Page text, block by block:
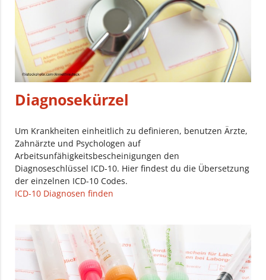
Diagnosekürzel
Um Krankheiten einheitlich zu definieren, benutzen Ärzte,
Zahnärzte und Psychologen auf
Arbeitsunfähigkeitsbescheinigungen den
Diagnoseschlüssel ICD-10. Hier findest du die Übersetzung
der einzelnen ICD-10 Codes.
ICD-10 Diagnosen finden